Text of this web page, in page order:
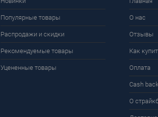
Популярные товары
Распродажи и скидки
Рекомендуемые товары
Уцененные товары
О нас
Отзывы
Как
Оплата
Cash back
О